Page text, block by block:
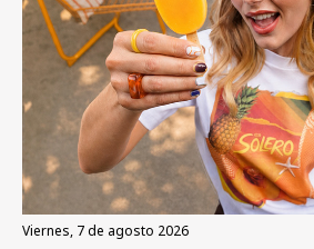
viernes, 7 de agosto 2026